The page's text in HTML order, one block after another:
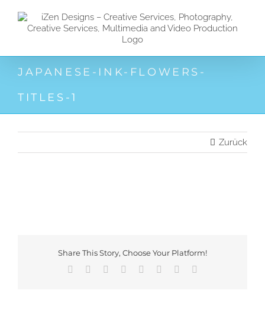
Inhalt
springen
JAPANESE-INK-FLOWERS-
TITLES-1
Zurück
Share This Story, Choose Your Platform!
Facebook Reddit LinkedIn
TumblrPinterest